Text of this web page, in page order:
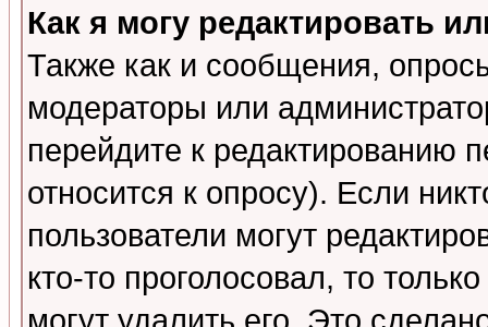
Как я могу редактировать
Также как и сообщения,
модераторы или
перейдите к редактированию
относится к опросу). Если
пользователи могут
кто-то проголосовал, то